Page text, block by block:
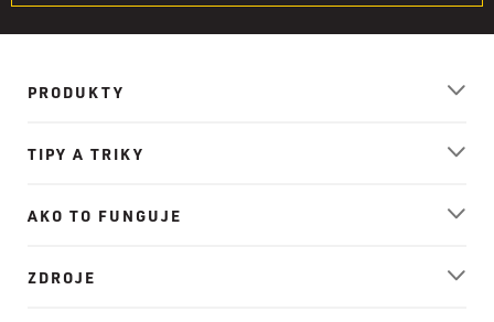
PRODUKTY
TIPY A TRIKY
AKO TO FUNGUJE
ZDROJE